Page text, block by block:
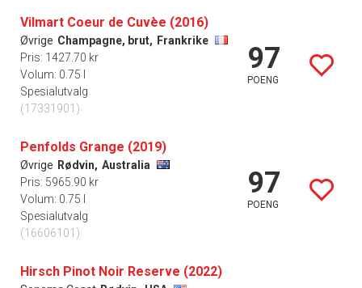
Vilmart Coeur de Cuvèe (2016)
Øvrige Champagne, brut, Frankrike
Pris: 1427.70 kr
Volum: 0.75 l
Spesialutvalg
(17331901)
97
POENG
Penfolds Grange (2019)
Øvrige Rødvin, Australia
Pris: 5965.90 kr
Volum: 0.75 l
Spesialutvalg
(16606101)
97
POENG
Hirsch Pinot Noir Reserve (2022)